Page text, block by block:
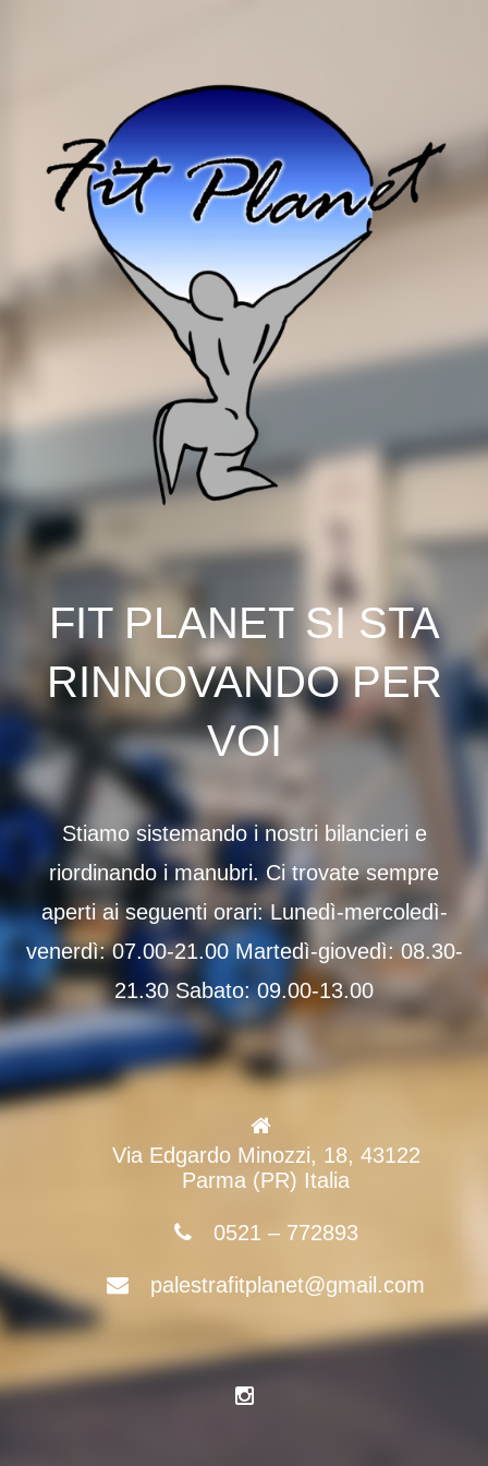
FIT PLANET SI STA
RINNOVANDO PER
VOI
Stiamo sistemando i nostri bilancieri e
riordinando i manubri. Ci trovate sempre
aperti ai seguenti orari: Lunedì-mercoledì-
venerdì: 07.00-21.00 Martedì-giovedì: 08.30-
21.30 Sabato: 09.00-13.00
Via Edgardo Minozzi, 18, 43122
Parma (PR) Italia
0521 – 772893
palestrafitplanet@gmail.com